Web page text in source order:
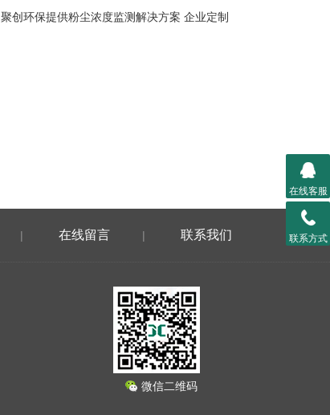
聚创环保提供粉尘浓度监测解决方案 企业定制
| 在线留言 | 联系我们
微信二维码
在线客服
联系方式